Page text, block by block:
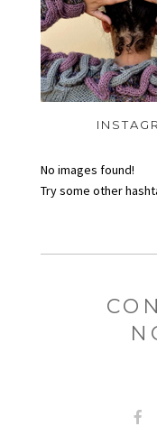
No images found!
Try some other